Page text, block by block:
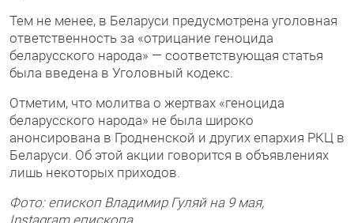
Тем не менее, в Беларуси предусмотрена уголовная
ответственность за «отрицание геноцида
беларусского народа» — соответствующая статья
была введена в Уголовный кодекс.
Отметим, что молитва о жертвах «геноцида
беларусского народа» не была широко
анонсирована в Гродненской и других епархия РКЦ в
Беларуси. Об этой акции говорится в объявлениях
лишь некоторых приходов.
Фото: епископ Владимир Гуляй на 9 мая,
Instagram епископа